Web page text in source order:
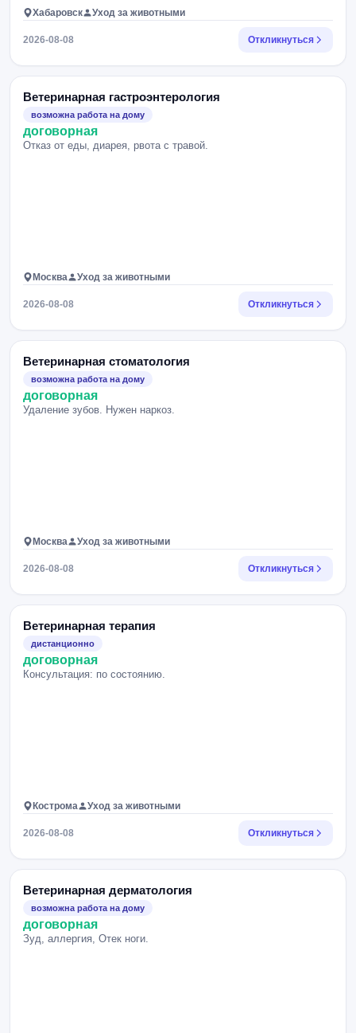
Хабаровск Уход за животными
2026-08-08 Откликнуться
Ветеринарная гастроэнтерология
возможна работа на дому
договорная
Отказ от еды, диарея, рвота с травой.
Москва Уход за животными
2026-08-08 Откликнуться
Ветеринарная стоматология
возможна работа на дому
договорная
Удаление зубов. Нужен наркоз.
Москва Уход за животными
2026-08-08 Откликнуться
Ветеринарная терапия
дистанционно
договорная
Консультация: по состоянию.
Кострома Уход за животными
2026-08-08 Откликнуться
Ветеринарная дерматология
возможна работа на дому
договорная
Зуд, аллергия, Отек ноги.